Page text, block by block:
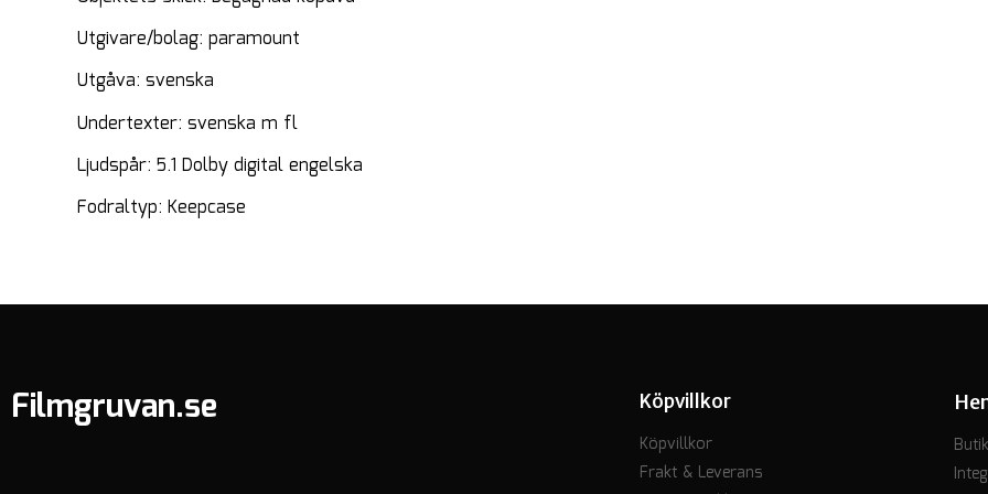
Utgivare/bolag: paramount
Utgåva: svenska
Undertexter: svenska m fl
Ljudspår: 5.1 Dolby digital engelska
Fodraltyp: Keepcase
Filmgruvan.se
Köpvillkor
Köpvillkor
Frakt & Leverans
Butik